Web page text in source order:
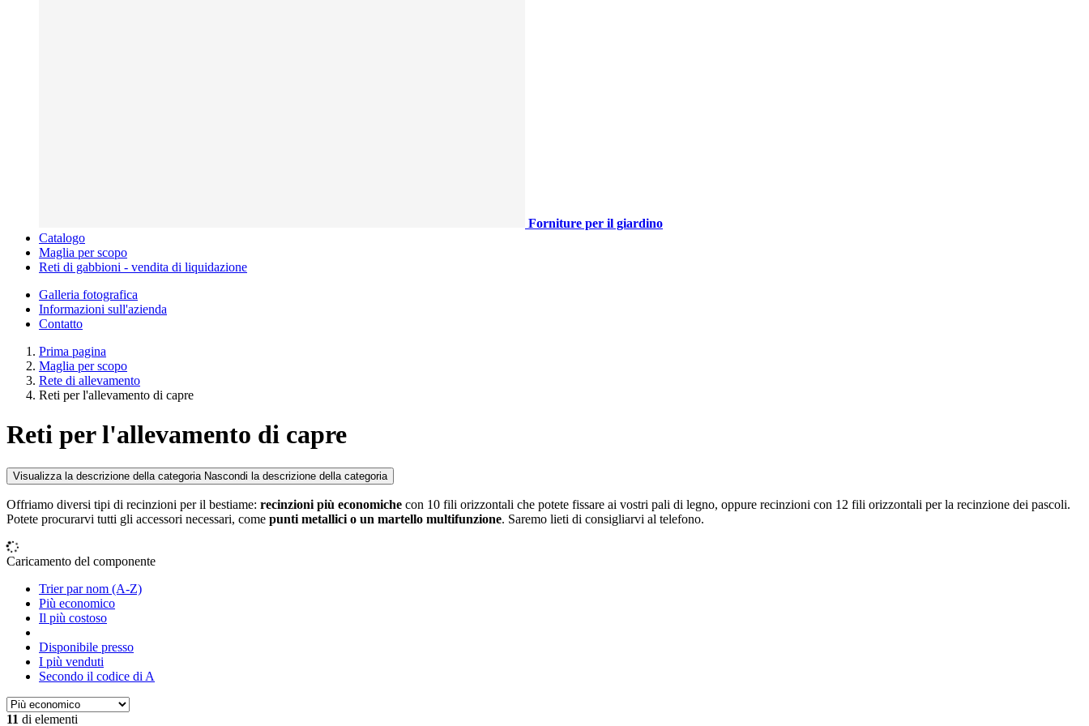
Forniture per il giardino
Catalogo
Maglia per scopo
Reti di gabbioni - vendita di liquidazione
Galleria fotografica
Informazioni sull'azienda
Contatto
Prima pagina
Maglia per scopo
Rete di allevamento
Reti per l'allevamento di capre
Reti per l'allevamento di capre
Visualizza la descrizione della categoria Nascondi la descrizione della categoria
Offriamo diversi tipi di recinzioni per il bestiame: recinzioni più economiche con 10 fili orizzontali che potete fissare ai vostri pali di legno, oppure recinzioni con 12 fili orizzontali per la recinzione dei pascoli.
Potete procurarvi tutti gli accessori necessari, come punti metallici o un martello multifunzione. Saremo lieti di consigliarvi al telefono.
Caricamento del componente
Trier par nom (A-Z)
Più economico
Il più costoso
Disponibile presso
I più venduti
Secondo il codice di A
11 di elementi